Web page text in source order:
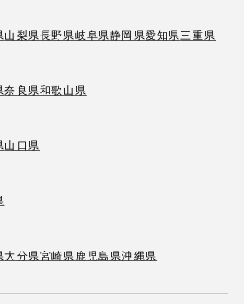
山梨県長野県岐阜県静岡県愛知県三重県
奈良県和歌山県
山口県
大分県宮崎県 鹿児島県沖縄県